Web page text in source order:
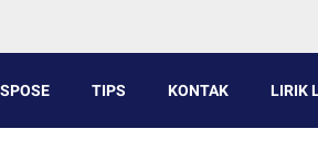
TIPS KONTAK LIRIK